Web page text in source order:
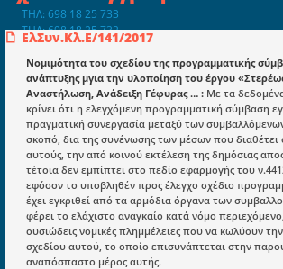
ΕλΣυν.Κλ.Ε/141/2017
Νομιμότητα του σχεδίου της προγραμματικής
ανάπτυξης μγια την υλοποίηση του έργου
Αναστήλωση, Ανάδειξη Γέφυρας … : Με τα
κρίνει ότι η ελεγχόμενη προγραμματική σύμβαση
πραγματική συνεργασία μεταξύ των
σκοπό, δια της συνένωσης των μέσων που διαθέτει
αυτούς, την από κοινού εκτέλεση της δημόσιας
τέτοια δεν εμπίπτει στο πεδίο εφαρμογής του
εφόσον το υποβληθέν προς έλεγχο σχέδιο
έχει εγκριθεί από τα αρμόδια όργανα των
φέρει το ελάχιστο αναγκαίο κατά νόμο
ουσιώδεις νομικές πλημμέλειες που να κωλύουν
σχεδίου αυτού, το οποίο επισυνάπτεται στην
αναπόσπαστο μέρος αυτής.
ΤΗΛ: 698 18 25 733
ΤΗΛ: 698 18 25 732
mydocmangr@gmail.com
Docman.gr
Ποιοί είμαστε;
Μια πολυετής εθελοντική προσπάθεια που
μετατράπηκε σε επιχειρηματική οντότητα και
στην διάδοση της γνώσης.